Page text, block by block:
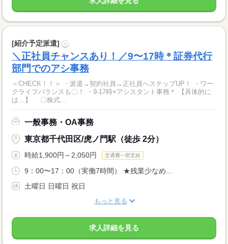
[紹介予定派遣] ?
＼正社員チャンスあり！／9〜17時＊証券代行
部門でのアシ事務
＜CHECK！！＞ ・派遣→契約社員→正社員へステップUP！ ・ワー
クライフバランスも〇！ ・9-17時×アシスタント事務＊ 【具体的に
は…】 〇株式...
一般事務・OA事務
東京都千代田区/虎ノ門駅（徒歩 2分）
時給1,900円～2,050円 交通費一部支給
9：00〜17：00（実働7時間） ★残業少なめ...
土曜日 日曜日 祝日
もっと見る
求人詳細を見る